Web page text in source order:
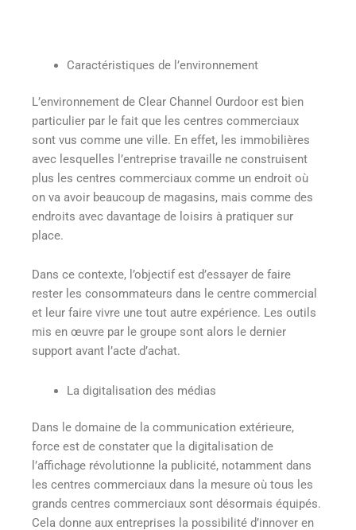
Caractéristiques de l’environnement
L’environnement de Clear Channel Ourdoor est bien
particulier par le fait que les centres commerciaux
sont vus comme une ville. En effet, les immobilières
avec lesquelles l’entreprise travaille ne construisent
plus les centres commerciaux comme un endroit où
on va avoir beaucoup de magasins, mais comme des
endroits avec davantage de loisirs à pratiquer sur
place.
Dans ce contexte, l’objectif est d’essayer de faire
rester les consommateurs dans le centre commercial
et leur faire vivre une tout autre expérience. Les outils
mis en œuvre par le groupe sont alors le dernier
support avant l’acte d’achat.
La digitalisation des médias
Dans le domaine de la communication extérieure,
force est de constater que la digitalisation de
l’affichage révolutionne la publicité, notamment dans
les centres commerciaux dans la mesure où tous les
grands centres commerciaux sont désormais équipés.
Cela donne aux entreprises la possibilité d’innover en